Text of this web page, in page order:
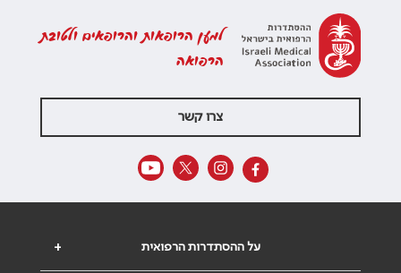
למען הרופאות והרופאים ולטובת
הרפואה
צרו קשר
+ על ההסתדרות הרפואית